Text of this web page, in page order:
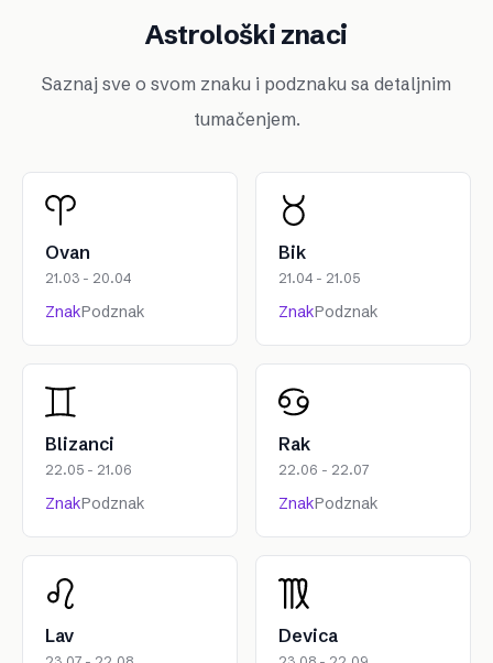
Astrološki znaci
Saznaj sve o svom znaku i podznaku sa detaljnim
tumačenjem.
Ovan
21.03 - 20.04
ZnakPodznak
Bik
21.04 - 21.05
ZnakPodznak
Blizanci
22.05 - 21.06
ZnakPodznak
Rak
22.06 - 22.07
ZnakPodznak
Lav Devica